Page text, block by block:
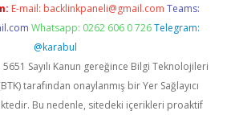
E-mail: backlinkpaneli@gmail.com Teams:
Whatsapp: 0262 606 0 726 Telegram:
@karabul
5651 Sayılı Kanun gereğince Bilgi Teknolojileri
tarafından onaylanmış bir Yer Sağlayıcı
Bu nedenle, sitedeki içerikleri proaktif